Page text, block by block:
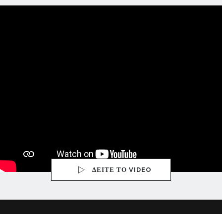
ΔΕΙΤΕ ΤΟ VIDEO